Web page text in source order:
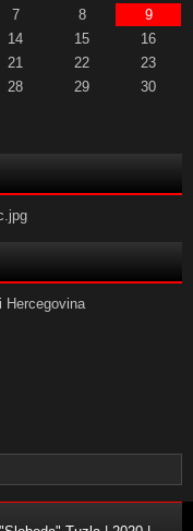
7 8
9
14 15
16
21 22
23
28 29
30
Hercegovina